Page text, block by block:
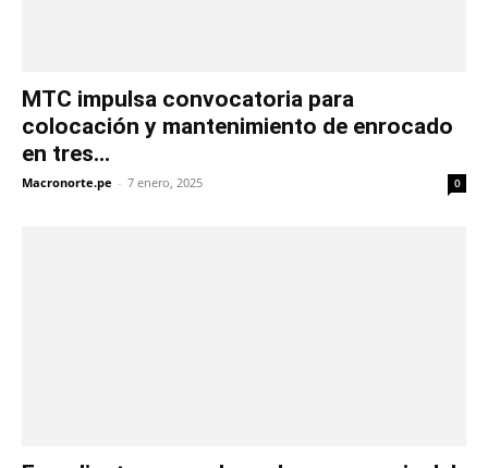
MTC impulsa convocatoria para
colocación y mantenimiento de enrocado
en tres...
Macronorte.pe - 7 enero, 2025 0